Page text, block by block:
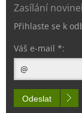
Zasílání
Přihlaste se k
Váš e-mail *:
Odeslat